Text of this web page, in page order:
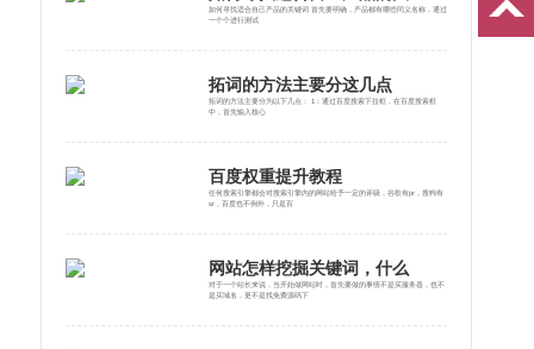
如何寻找适合自己产品的关键词 首先要明确，产品都有哪些同义名称，通过
一个个进行测试
拓词的方法主要分这几点
拓词的方法主要分为以下几点： 1：通过百度搜索下拉框，在百度搜索框
中，首先输入核心
百度权重提升教程
任何搜索引擎都会对搜索引擎内的网站给予一定的评级，谷歌有pr，搜狗有
sr，百度也不例外，只是百
网站怎样挖掘关键词，什么
对于一个站长来说，当开始做网站时，首先要做的事情不是买服务器，也不
是买域名，更不是找免费源码下